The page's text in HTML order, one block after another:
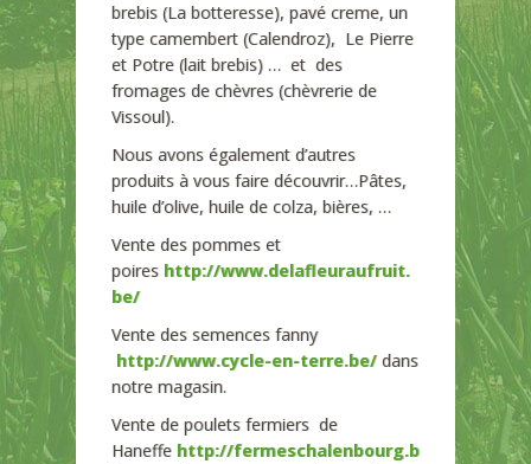
brebis (La botteresse), pavé creme, un
type camembert (Calendroz), Le Pierre
et Potre (lait brebis) … et des
fromages de chèvres (chèvrerie de
Vissoul).
Nous avons également d’autres
produits à vous faire découvrir…Pâtes,
huile d’olive, huile de colza, bières, …
Vente des pommes et
poires http://www.delafleuraufruit.
be/
Vente des semences fanny
http://www.cycle-en-terre.be/ dans
notre magasin.
Vente de poulets fermiers de
Haneffe http://fermeschalenbourg.b